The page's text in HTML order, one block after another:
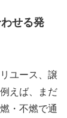
せる発
ユース、譲
えば、まだ
・不燃で通